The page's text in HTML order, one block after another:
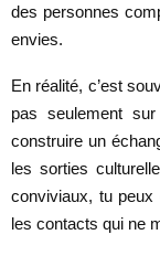
des personnes
envies.
En réalité, c’est
pas seulement
construire un
les sorties
conviviaux, tu
les contacts qui ne